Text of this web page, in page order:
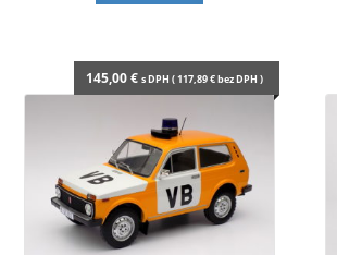
145,00€ s DPH (117,89€bez DPH )